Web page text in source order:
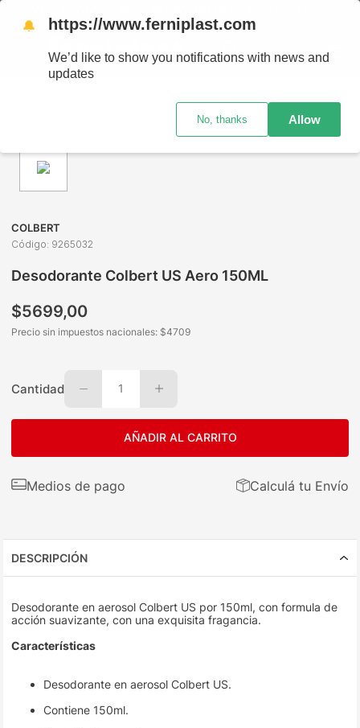
COLBERT
Código: 9265032
Desodorante Colbert US Aero 150ML
$5699,00
Precio sin impuestos nacionales: $4709
Cantidad 1
AÑADIR AL CARRITO
Medios de pago Calculá tu Envío
DESCRIPCIÓN
Desodorante en aerosol Colbert US por 150ml, con formula de
acción suavizante, con una exquisita fragancia.
Características
Desodorante en aerosol Colbert US.
Contiene 150ml.
🔔 https://www.ferniplast.com
We’d like to show you notifications with news and
updates
No, thanks Allow